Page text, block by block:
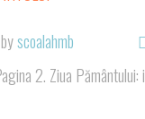
byscoalahmb
2. Ziua